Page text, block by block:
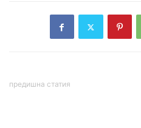
предишна статия